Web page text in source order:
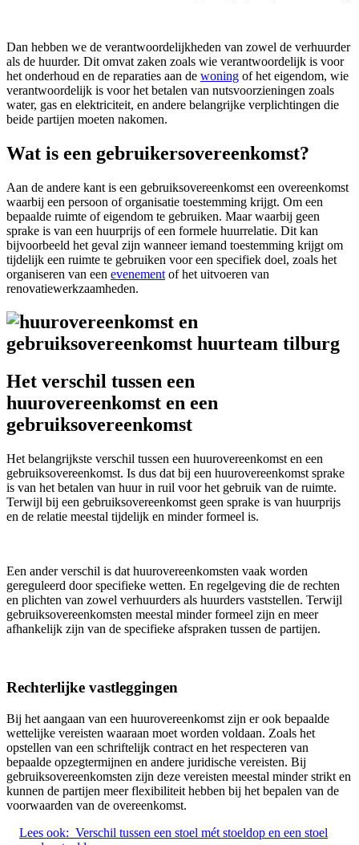
Dan hebben we de verantwoordelijkheden van zowel de verhuurder
als de huurder. Dit omvat zaken zoals wie verantwoordelijk is voor
het onderhoud en de reparaties aan de woning of het eigendom, wie
verantwoordelijk is voor het betalen van nutsvoorzieningen zoals
water, gas en elektriciteit, en andere belangrijke verplichtingen die
beide partijen moeten nakomen.
Wat is een gebruikersovereenkomst?
Aan de andere kant is een gebruiksovereenkomst een overeenkomst
waarbij een persoon of organisatie toestemming krijgt. Om een
bepaalde ruimte of eigendom te gebruiken. Maar waarbij geen
sprake is van een huurprijs of een formele huurrelatie. Dit kan
bijvoorbeeld het geval zijn wanneer iemand toestemming krijgt om
tijdelijk een ruimte te gebruiken voor een specifiek doel, zoals het
organiseren van een evenement of het uitvoeren van
renovatiewerkzaamheden.
Het verschil tussen een
huurovereenkomst en een
gebruiksovereenkomst
Het belangrijkste verschil tussen een huurovereenkomst en een
gebruiksovereenkomst. Is dus dat bij een huurovereenkomst sprake
is van het betalen van huur in ruil voor het gebruik van de ruimte.
Terwijl bij een gebruiksovereenkomst geen sprake is van huurprijs
en de relatie meestal tijdelijk en minder formeel is.
Een ander verschil is dat huurovereenkomsten vaak worden
gereguleerd door specifieke wetten. En regelgeving die de rechten
en plichten van zowel verhuurders als huurders vaststellen. Terwijl
gebruiksovereenkomsten meestal minder formeel zijn en meer
afhankelijk zijn van de specifieke afspraken tussen de partijen.
Rechterlijke vastleggingen
Bij het aangaan van een huurovereenkomst zijn er ook bepaalde
wettelijke vereisten waaraan moet worden voldaan. Zoals het
opstellen van een schriftelijk contract en het respecteren van
bepaalde opzegtermijnen en andere juridische vereisten. Bij
gebruiksovereenkomsten zijn deze vereisten meestal minder strikt en
kunnen de partijen meer flexibiliteit hebben bij het bepalen van de
voorwaarden van de overeenkomst.
Lees ook: Verschil tussen een stoel mét stoeldop en een stoel